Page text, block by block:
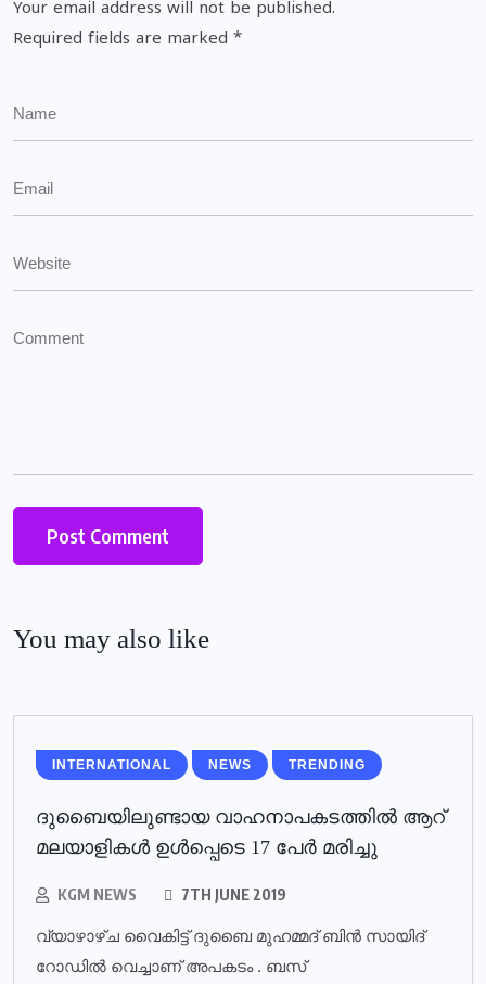
Your email address will not be published.
Required fields are marked *
You may also like
INTERNATIONAL NEWS TRENDING
ദുബൈയിലുണ്ടായ വാഹനാപകടത്തില്‍ ആറ്
മലയാളികള്‍ ഉള്‍പ്പെടെ 17 പേര്‍ മരിച്ചു
KGM NEWS 7TH JUNE 2019
വ്യാഴാഴ്ച വൈകിട്ട് ദുബൈ മുഹമ്മദ് ബിൻ സായിദ്
റോഡിൽ വെച്ചാണ് അപകടം . ബസ്